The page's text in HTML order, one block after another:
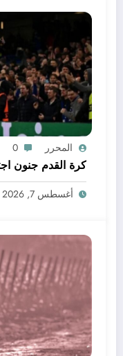
المحرر 0
كرة القدم جنون
أغسطس 7, 2026